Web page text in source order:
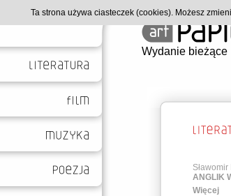
Wydanie bieżące
ANGLIK
Więcej
Ta strona używa ciasteczek (cookies). Możesz